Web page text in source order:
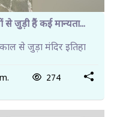
से जुड़ी हैं कई मान्यता...
से जुड़ा मंदिर इतिहा
274